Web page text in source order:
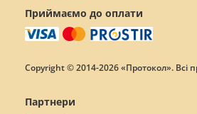
Приймаємо до оплати
Copyright © 2014-2026 «Протокол». Всі
Партнери